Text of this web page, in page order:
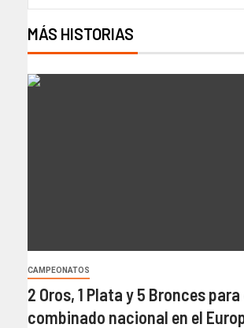
MÁS HISTORIAS
CAMPEONATOS
2 Oros, 1 Plata y 5 Bronces para
combinado nacional en el